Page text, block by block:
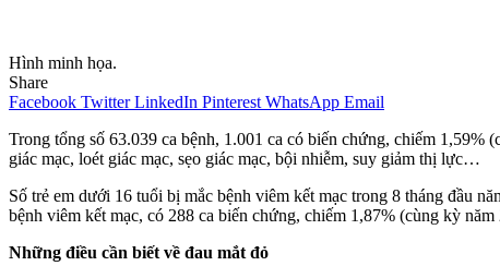
Hình minh họa.
Share
Facebook Twitter LinkedIn Pinterest WhatsApp Email
Trong tổng số 63.039 ca bệnh, 1.001 ca có biến chứng, chiếm 1,59%
giác mạc, loét giác mạc, sẹo giác mạc, bội nhiễm, suy giảm thị lực…
Số trẻ em dưới 16 tuổi bị mắc bệnh viêm kết mạc trong 8 tháng đầu
bệnh viêm kết mạc, có 288 ca biến chứng, chiếm 1,87% (cùng kỳ
Những điều cần biết về đau mắt đỏ